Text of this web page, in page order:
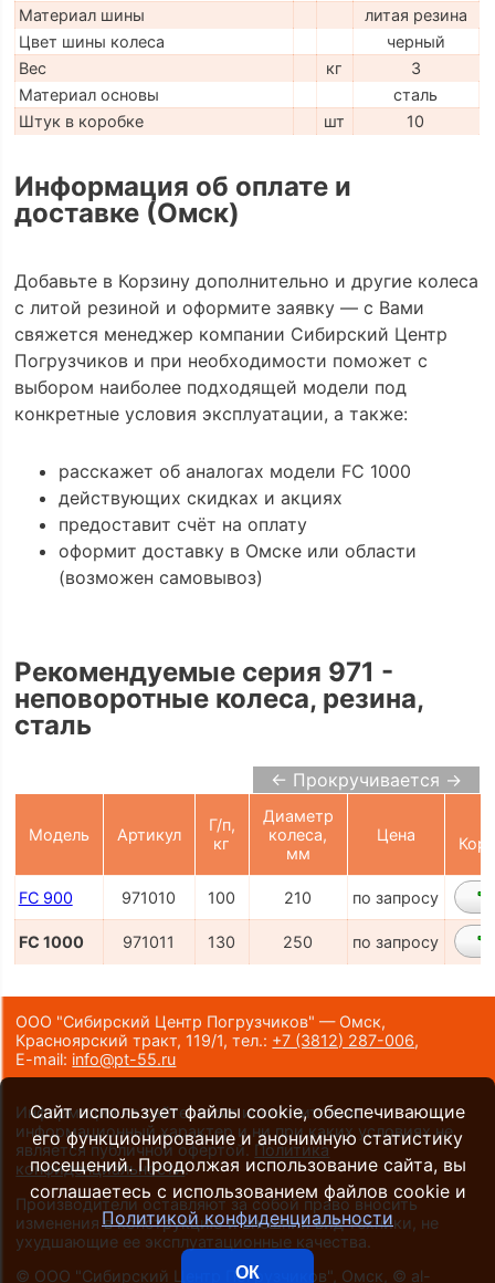
Материал шины
литая резина
Цвет шины колеса
черный
Вес
кг
3
Материал основы
сталь
Штук в коробке
шт 10
Информация об оплате и
доставке (Омск)
Добавьте в Корзину дополнительно и другие колеса
с литой резиной и оформите заявку — с Вами
свяжется менеджер компании Сибирский Центр
Погрузчиков и при необходимости поможет с
выбором наиболее подходящей модели под
конкретные условия эксплуатации, а также:
расскажет об аналогах модели FC 1000
действующих скидках и акциях
предоставит счёт на оплату
оформит доставку в Омске или области
(возможен самовывоз)
Рекомендуемые серия 971 -
неповоротные колеса, резина,
сталь
← Прокручивается →
Модель Артикул
Г/п,
кг
Диаметр
колеса,
мм
Цена
FC 900 971010 100 210 по запросу
FC 1000 971011 130 250 по запросу
ООО "Сибирский Центр Погрузчиков" — Омск,
Красноярский тракт, 119/1,тел.: +7 (3812) 287-006,
E-mail: info@pt-55.ru
Информация на сайте носит исключительно
информационный характер и ни при каких условиях не
является публичной офертой. Политика
конфиденциальности.
Производители оставляют за собой право вносить
изменения в конструкцию и внешний вид техники, не
ухудшающие ее эксплуатационные качества.
© ООО "Сибирский Центр Погрузчиков", Омск , © al-
Сайт использует файлы cookie, обеспечивающие
его функционирование и анонимную статистику
посещений. Продолжая использование сайта, вы
соглашаетесь с использованием файлов cookie и
Политикой конфиденциальности
ОК